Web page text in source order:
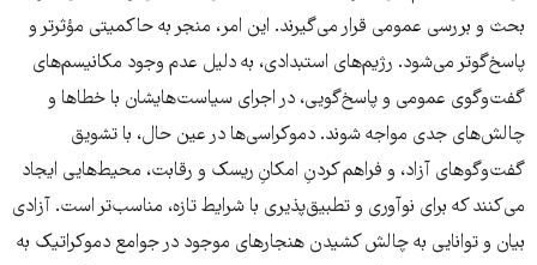
بحث و بررسی عمومی قرار می‌گیرند. این امر، منجر به حاکمیتی مؤثرتر و
پاسخ‌گوتر می‌شود. رژیم‌های استبدادی، به دلیل عدم وجود مکانیسم‌های
گفت‌وگوی عمومی و پاسخ‌گویی، در اجرای سیاست‌ها‌یشان با خطاها و
چالش‌های جدی مواجه شوند. دموکراسی‌ها در عین حال، با تشویق
گفت‌وگوهای آزاد، و فراهم کردنِ امکانِ ریسک و رقابت، محیط‌هایی ایجاد
می‌کنند که برای نوآوری و تطبیق‌پذیری با شرایط تازه، مناسب‌تر است. آزادی
بیان و توانایی به چالش کشیدن هنجارهای موجود در جوامع دموکراتیک به